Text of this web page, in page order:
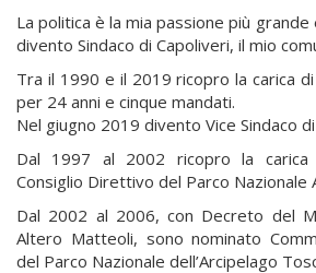
La politica è la mia passione più grande
divento Sindaco di Capoliveri, il mio
Tra il 1990 e il 2019 ricopro la carica di
per 24 anni e cinque mandati.
Nel giugno 2019 divento Vice Sindaco
Dal 1997 al 2002 ricopro la carica
Consiglio Direttivo del Parco Nazionale
Dal 2002 al 2006, con Decreto del
Altero Matteoli, sono nominato
del Parco Nazionale dell’Arcipelago